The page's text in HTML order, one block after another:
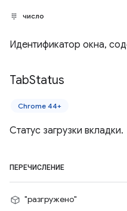
число
Идентификатор окна,
TabStatus
Chrome 44+
Статус загрузки вкладки.
ПЕРЕЧИСЛЕНИЕ
"разгружено"